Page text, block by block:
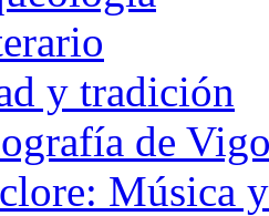
y tradición
de
Música